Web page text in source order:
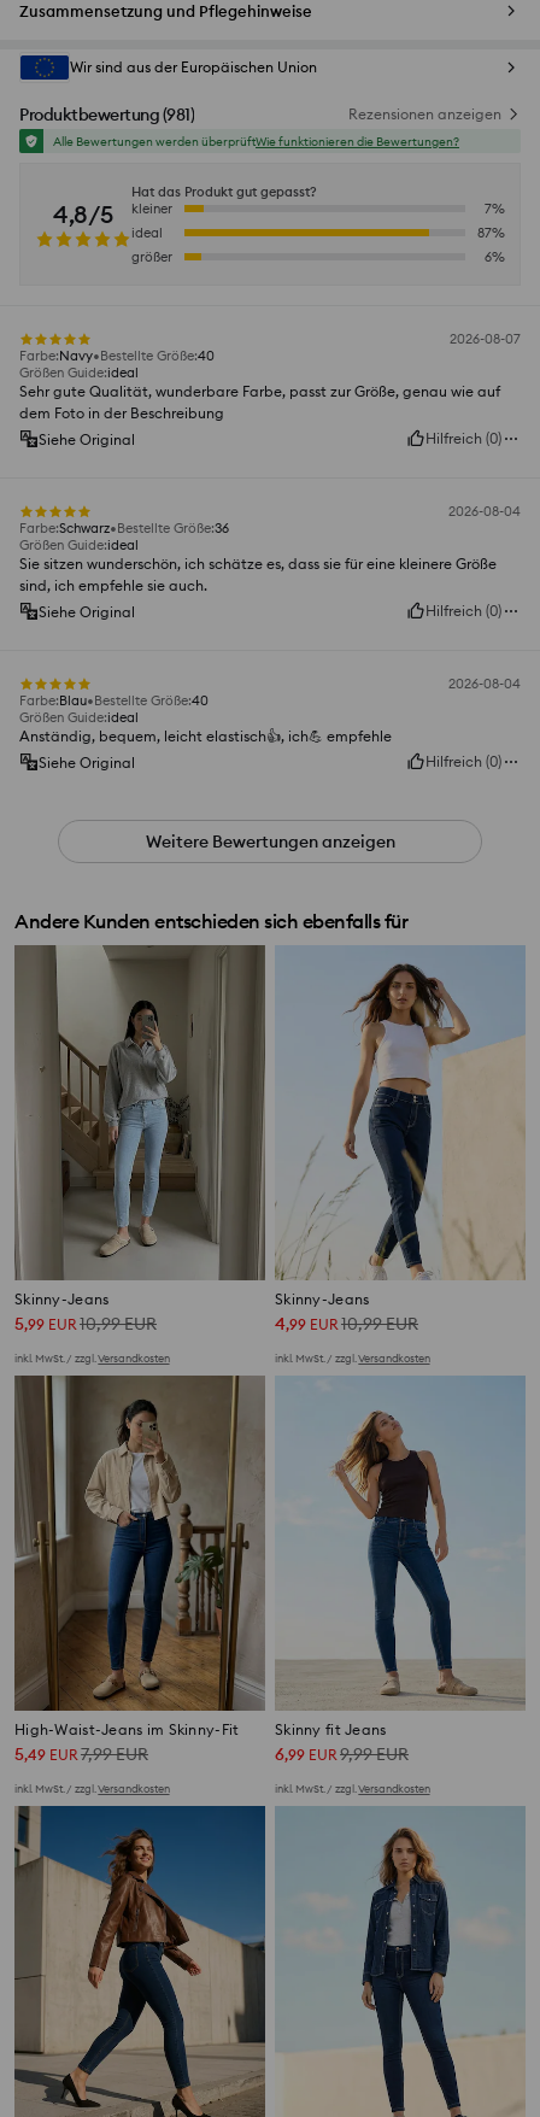
Zusammensetzung und Pflegehinweise
Wir sind aus der Europäischen Union
Produktbewertung(981) Rezensionen anzeigen
Alle Bewertungen werden überprüftWie funktionieren die Bewertungen?
4,8/5
Hat das Produkt gut gepasst?
kleiner
7%
ideal
87%
größer
6%
2026-08-07
Farbe:Navy Bestellte Größe:40
Größen Guide:ideal
Sehr gute Qualität, wunderbare Farbe, passt zur Größe, genau wie auf
dem Foto in der Beschreibung
Siehe Original
Hilfreich (0)
2026-08-04
Farbe:Schwarz Bestellte Größe:36
Größen Guide:ideal
Sie sitzen wunderschön, ich schätze es, dass sie für eine kleinere Größe
sind, ich empfehle sie auch.
Siehe Original
Hilfreich (0)
2026-08-04
Farbe:Blau Bestellte Größe:40
Größen Guide:ideal
Anständig, bequem, leicht elastisch👍️, ich💪 empfehle
Siehe Original
Hilfreich (0)
Weitere Bewertungen anzeigen
Andere Kunden entschieden sich ebenfalls für
Skinny-Jeans
5,99 EUR10,99EUR
inkl. MwSt. / zzgl.Versandkosten
Skinny-Jeans
4,99 EUR10,99EUR
inkl. MwSt. / zzgl.Versandkosten
High-Waist-Jeans im Skinny-Fit
5,49 EUR 7,99EUR
inkl. MwSt. / zzgl.Versandkosten
Skinny fit Jeans
6,99 EUR 9,99EUR
inkl. MwSt. / zzgl.Versandkosten